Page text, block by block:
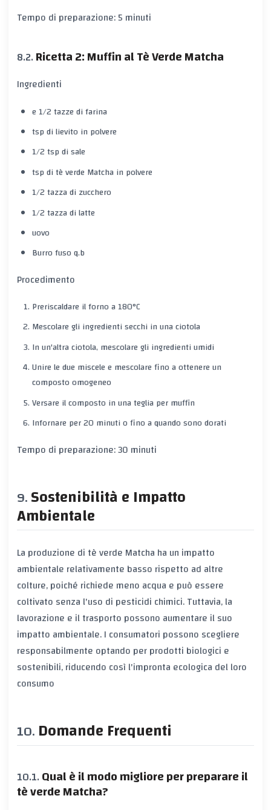
Tempo di preparazione: 5 minuti
Ricetta 2: Muffin al Tè Verde Matcha
Ingredienti
e 1/2 tazze di farina
tsp di lievito in polvere
1/2 tsp di sale
tsp di tè verde Matcha in polvere
1/2 tazza di zucchero
1/2 tazza di latte
uovo
Burro fuso q.b
Procedimento
Preriscaldare il forno a 180°C
Mescolare gli ingredienti secchi in una ciotola
In un'altra ciotola, mescolare gli ingredienti umidi
Unire le due miscele e mescolare fino a ottenere un
composto omogeneo
Versare il composto in una teglia per muffin
Infornare per 20 minuti o fino a quando sono dorati
Tempo di preparazione: 30 minuti
Sostenibilità e Impatto
Ambientale
La produzione di tè verde Matcha ha un impatto
ambientale relativamente basso rispetto ad altre
colture, poiché richiede meno acqua e può essere
coltivato senza l'uso di pesticidi chimici. Tuttavia, la
lavorazione e il trasporto possono aumentare il suo
impatto ambientale. I consumatori possono scegliere
responsabilmente optando per prodotti biologici e
sostenibili, riducendo così l'impronta ecologica del loro
consumo
Domande Frequenti
Qual è il modo migliore per preparare il
tè verde Matcha?